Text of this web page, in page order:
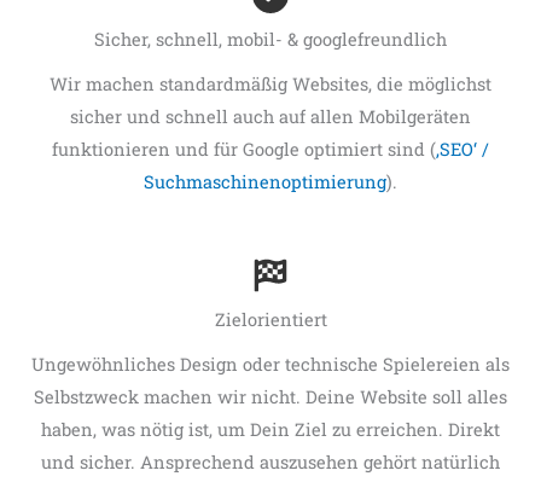
Sicher, schnell, mobil- & googlefreundlich
Wir machen standardmäßig Websites, die möglichst
sicher und schnell auch auf allen Mobilgeräten
funktionieren und für Google optimiert sind (‚SEO‘ /
Suchmaschinenoptimierung).
Zielorientiert
Ungewöhnliches Design oder technische Spielereien als
Selbstzweck machen wir nicht. Deine Website soll alles
haben, was nötig ist, um Dein Ziel zu erreichen. Direkt
und sicher. Ansprechend auszusehen gehört natürlich